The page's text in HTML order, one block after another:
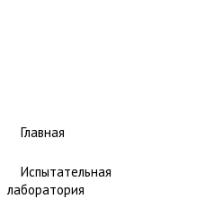
Главная
Испытательная
лаборатория